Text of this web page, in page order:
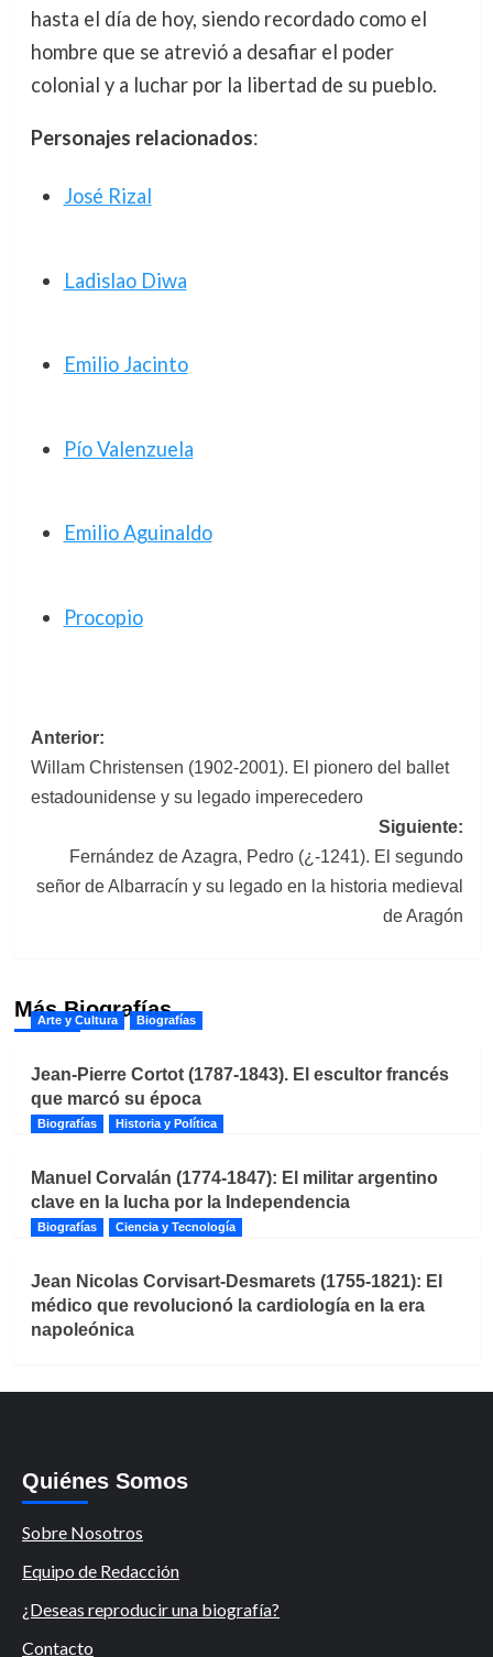
hasta el día de hoy, siendo recordado como el
hombre que se atrevió a desafiar el poder
colonial y a luchar por la libertad de su pueblo.
Personajes relacionados:
José Rizal
Ladislao Diwa
Emilio Jacinto
Pío Valenzuela
Emilio Aguinaldo
Procopio
Navegación
de
Anterior:
Willam Christensen (1902-2001). El pionero del ballet
estadounidense y su legado imperecedero
Siguiente:
Fernández de Azagra, Pedro (¿-1241). El segundo
señor de Albarracín y su legado en la historia medieval
de Aragón
Más Biografías
Arte y Cultura Biografías
Jean-Pierre Cortot (1787-1843). El escultor francés
que marcó su época
Biografías Historia y Política
Manuel Corvalán (1774-1847): El militar argentino
clave en la lucha por la Independencia
Biografías Ciencia y Tecnología
Jean Nicolas Corvisart-Desmarets (1755-1821): El
médico que revolucionó la cardiología en la era
napoleónica
Quiénes Somos
Sobre Nosotros
Equipo de Redacción
¿Deseas reproducir una biografía?
Contacto